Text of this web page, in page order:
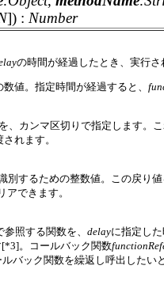
]) : Number
の時間が経過したとき、実行
値。指定時間が経過すると、
、カンマ区切りで指定します。
れます。
別するための整数値。この戻り
できます。
参照する関数を、 delayに指定し
。コールバック関数
バック関数を繰返し呼出したい